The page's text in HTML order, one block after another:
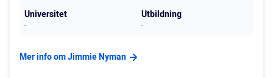
Universitet
-
Utbildning
-
Mer info om Jimmie Nyman